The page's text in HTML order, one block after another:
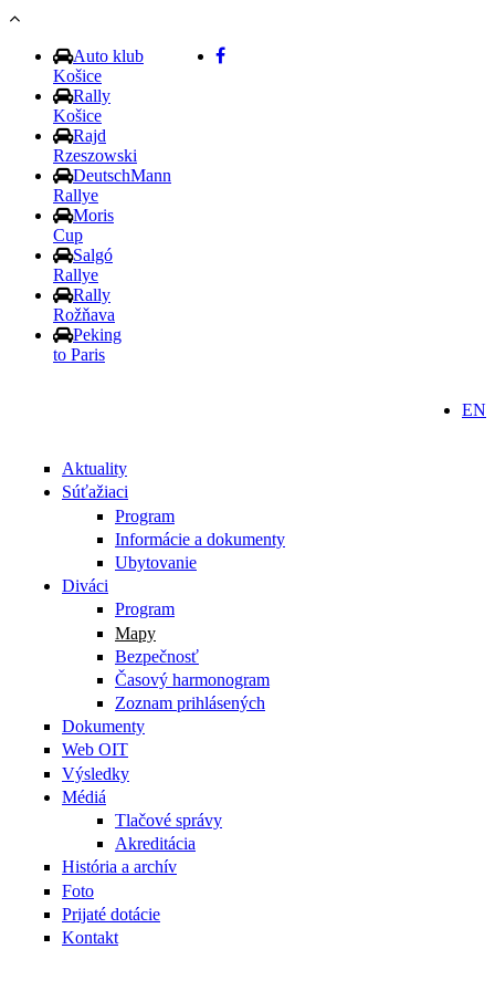
Skočiť na hlavný obsah
Auto klub
Košice
Rally
Košice
Rajd
Rzeszowski
DeutschMann
Rallye
Moris
Cup
Salgó
Rallye
Rally
Rožňava
Peking
to Paris
EN
Aktuality
Súťažiaci
Program
Informácie a dokumenty
Ubytovanie
Diváci
Program
Mapy
Bezpečnosť
Časový harmonogram
Zoznam prihlásených
Dokumenty
Web OIT
Výsledky
Médiá
Tlačové správy
Akreditácia
História a archív
Foto
Prijaté dotácie
Kontakt